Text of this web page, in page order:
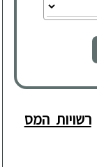
רשויות המס